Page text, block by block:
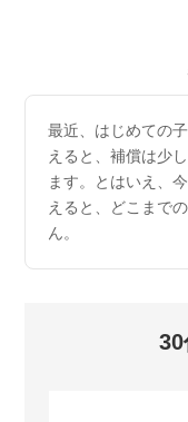
最近、はじめての
えると、補償は少
ます。
とはいえ、
えると、どこまで
ん。